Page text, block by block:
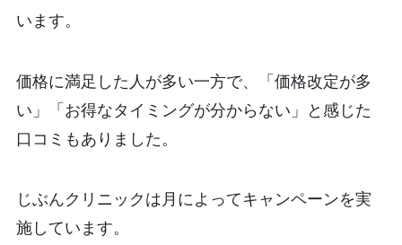
います。
価格に満足した人が多い一方で、「価格改定が多
い」「お得なタイミングが分からない」と感じた
口コミもありました。
じぶんクリニックは月によってキャンペーンを実
施しています。